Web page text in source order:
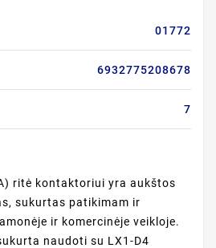
01772
6932775208678
7
ritė kontaktoriui yra aukštos
sukurtas patikimam ir
ir komercinėje veikloje.
naudoti su LX1-D4